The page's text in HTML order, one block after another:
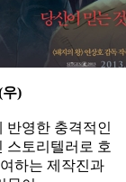
)
반영한 충격적인
스토리텔러로 호
하는 제작진과